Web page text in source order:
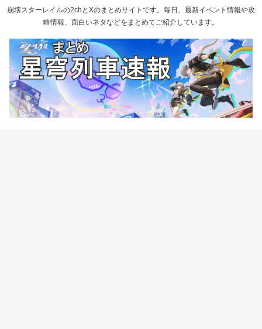
崩壊スターレイルの2chとXのまとめサイトです。毎日、最新イベント情報や攻
略情報、面白いネタなどをまとめてご紹介しています。